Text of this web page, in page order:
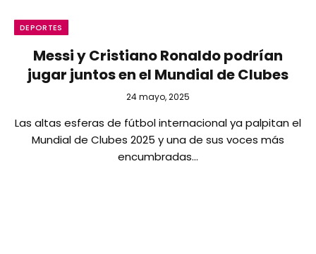
DEPORTES
Messi y Cristiano Ronaldo podrían
jugar juntos en el Mundial de Clubes
24 mayo, 2025
Las altas esferas de fútbol internacional ya palpitan el
Mundial de Clubes 2025 y una de sus voces más
encumbradas…